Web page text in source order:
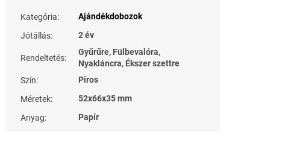
Kategória:
Ajándékdobozok
Jótállás: 2 év
Rendeltetés:
Gyűrűre, Fülbevalóra,
Nyakláncra, Ékszer szettre
Szín:
Piros
Méretek:
52x66x35 mm
Anyag: Papír